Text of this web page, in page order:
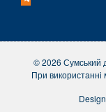
© 2026 Сумський
При використанні